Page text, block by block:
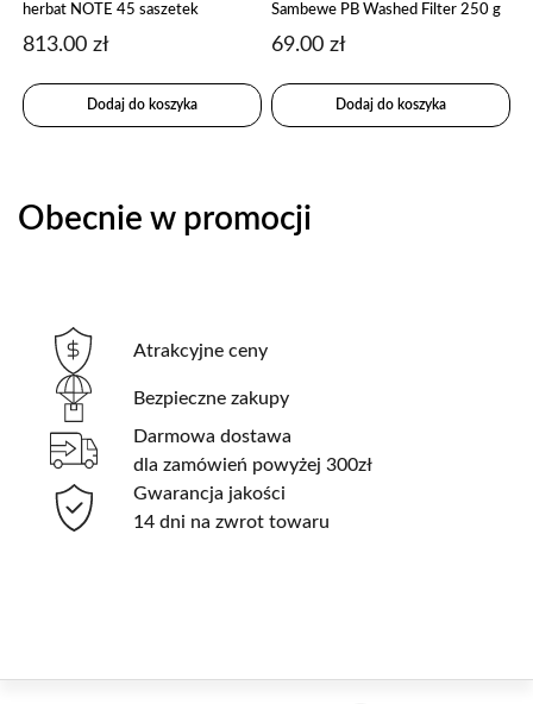
herbat NOTE 45 saszetek
813.00zł
Dodaj do koszyka
Sambewe PB Washed Filter 250 g
69.00zł
Dodaj do koszyka
Obecnie w promocji
Atrakcyjne ceny
Bezpieczne zakupy
Darmowa dostawa
dla zamówień powyżej 300zł
Gwarancja jakości
14 dni na zwrot towaru